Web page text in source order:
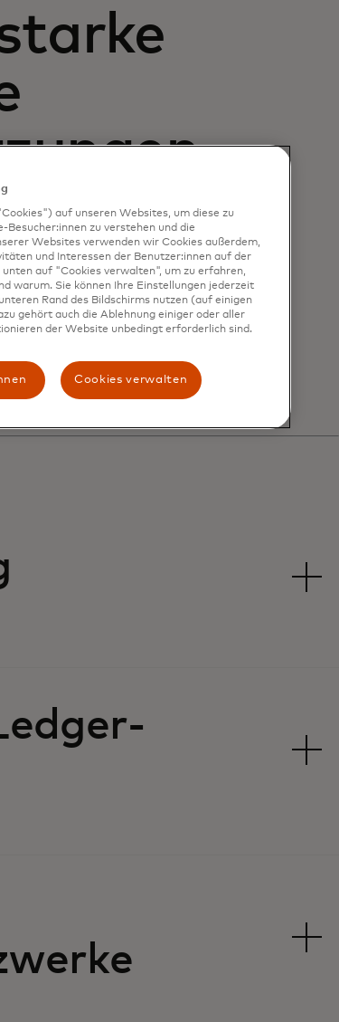
diese
auf unseren Websites, um diese zu
Besucher:innen zu verstehen und die
Websites verwenden wir Cookies außerdem,
und Interessen der Benutzer:innen auf der
auf "Cookies verwalten", um zu erfahren,
warum. Sie können Ihre Einstellungen jederzeit
Rand des Bildschirms nutzen (auf einigen
gehört auch die Ablehnung einiger oder aller
der Website unbedingt erforderlich sind.
Cookies verwalten